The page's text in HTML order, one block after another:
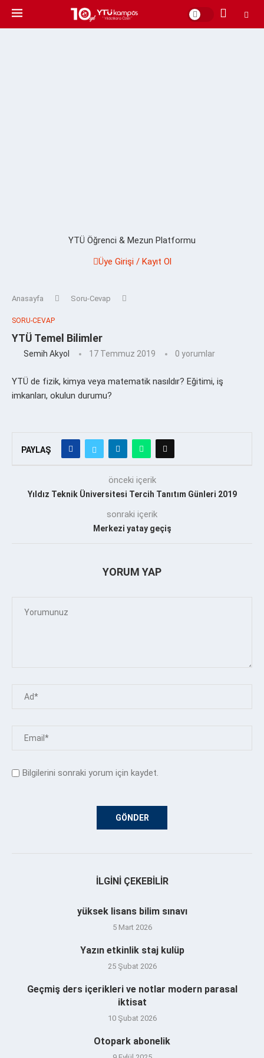
YTÜ Öğrenci & Mezun Platformu
Üye Girişi / Kayıt Ol
Anasayfa Soru-Cevap
SORU-CEVAP
YTÜ Temel Bilimler
Semih Akyol 17 Temmuz 2019 0 yorumlar
YTÜ de fizik, kimya veya matematik nasıldır? Eğitimi, iş
imkanları, okulun durumu?
PAYLAŞ
önceki içerik
Yıldız Teknik Üniversitesi Tercih Tanıtım Günleri 2019
sonraki içerik
Merkezi yatay geçiş
YORUM YAP
Bilgilerini sonraki yorum için kaydet.
İLGINI ÇEKEBILIR
yüksek lisans bilim sınavı
5 Mart 2026
Yazın etkinlik staj kulüp
25 Şubat 2026
Geçmiş ders içerikleri ve notlar modern parasal
iktisat
10 Şubat 2026
Otopark abonelik